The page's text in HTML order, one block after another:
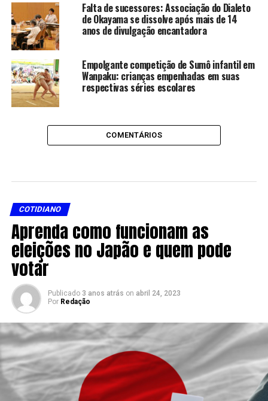
Falta de sucessores: Associação do Dialeto
de Okayama se dissolve após mais de 14
anos de divulgação encantadora
Empolgante competição de Sumô infantil em
Wanpaku: crianças empenhadas em suas
respectivas séries escolares
COMENTÁRIOS
COTIDIANO
Aprenda como funcionam as
eleições no Japão e quem pode
votar
Publicado 3 anos atrás on abril 24, 2023
Por Redação